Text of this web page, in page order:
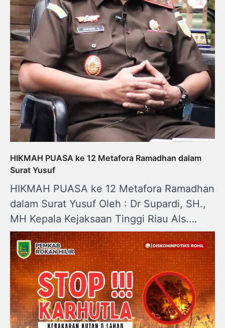
HIKMAH PUASA ke 12 Metafora Ramadhan dalam
Surat Yusuf
HIKMAH PUASA ke 12 Metafora Ramadhan
dalam Surat Yusuf Oleh : Dr Supardi, SH.,
MH Kepala Kejaksaan Tinggi Riau Als.…